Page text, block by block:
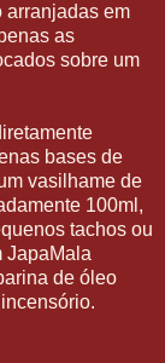
arranjadas em
as
sobre um
bases de
vasilhame de
100ml,
tachos ou
JapaMala
de óleo